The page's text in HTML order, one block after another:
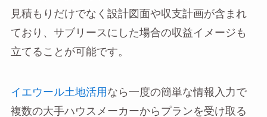
見積もりだけでなく設計図面や収支計画が含まれ
ており、サブリースにした場合の収益イメージも
立てることが可能です。
イエウール土地活用 なら一度の簡単な情報入力で
複数の大手ハウスメーカーからプランを受け取る